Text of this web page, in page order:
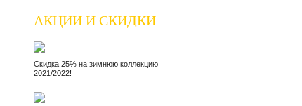
АКЦИИ И СКИДКИ
Скидка 25% на зимнюю коллекцию
2021/2022!